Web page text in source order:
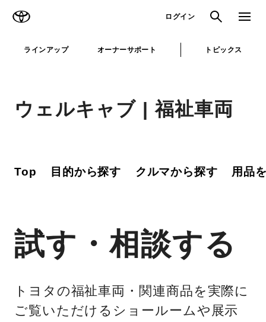
ログイン 検索 メニュ
ラインアップ オーナーサポート トピックス
ウェルキャブ | 福祉車両
Top 目的から探す クルマから探す 用品
試す・相談する
トヨタの福祉車両・関連商品を実際に
ご覧いただけるショールームや展示